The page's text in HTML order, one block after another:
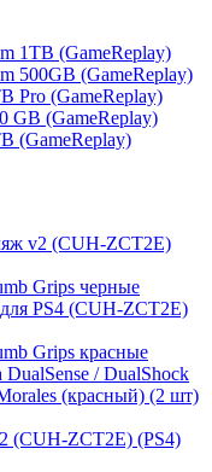
1TB (GameReplay)
500GB (GameReplay)
Pro (GameReplay)
GB (GameReplay)
(GameReplay)
v2 (CUH-ZCT2E)
Grips черные
PS4 (CUH-ZCT2E)
Grips красные
/ DualShock
(красный) (2 шт)
(CUH-ZCT2E) (PS4)